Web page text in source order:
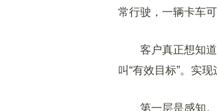
常行驶，一辆卡车
客户真正想知道
叫“有效目标”。实
第一层是感知。